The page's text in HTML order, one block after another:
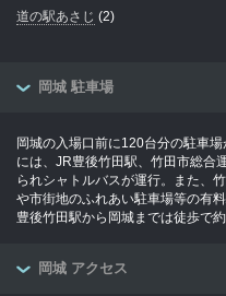
道の駅あさじ (2)
岡城 駐車場
岡城の入場口前に120台分の駐車
には、JR豊後竹田駅、竹田市総合
られシャトルバスが運行。また、
や市街地のふれあい駐車場等の有
豊後竹田駅から岡城までは徒歩で約
岡城 アクセス